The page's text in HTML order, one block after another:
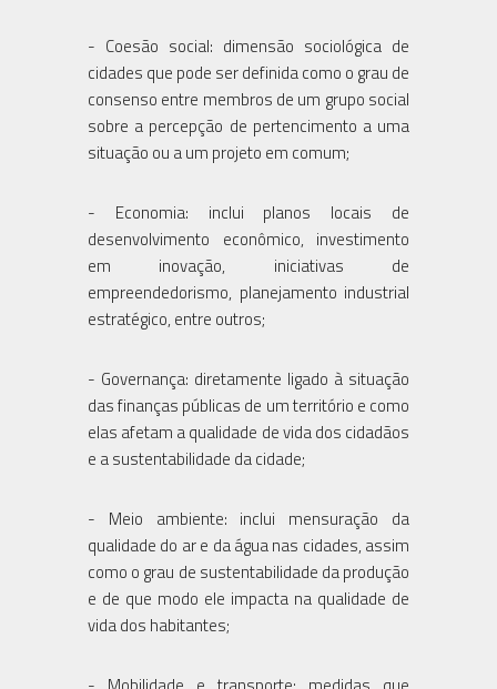
- Coesão social: dimensão sociológica de
cidades que pode ser definida como o grau de
consenso entre membros de um grupo social
sobre a percepção de pertencimento a uma
situação ou a um projeto em comum;
- Economia: inclui planos locais de
desenvolvimento econômico, investimento
em inovação, iniciativas de
empreendedorismo, planejamento industrial
estratégico, entre outros;
- Governança: diretamente ligado à situação
das finanças públicas de um território e como
elas afetam a qualidade de vida dos cidadãos
e a sustentabilidade da cidade;
- Meio ambiente: inclui mensuração da
qualidade do ar e da água nas cidades, assim
como o grau de sustentabilidade da produção
e de que modo ele impacta na qualidade de
vida dos habitantes;